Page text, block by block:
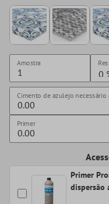
Amostra
Cimento de azulejo necessário
Primer
Primer
dispersão